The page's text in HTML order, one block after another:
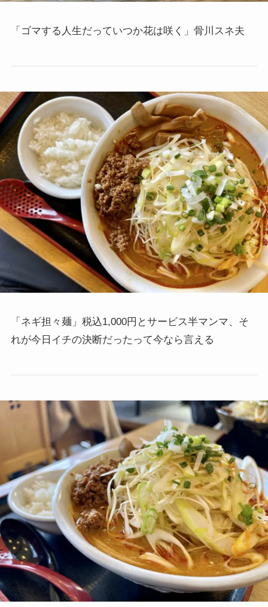
「ゴマする人生だっていつか花は咲く」骨川スネ夫
「ネギ担々麺」税込1,000円とサービス半マンマ、そ
れが今日イチの決断だったって今なら言える